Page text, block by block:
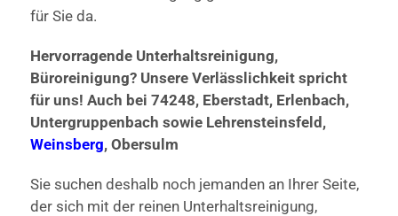
für Sie da.
Hervorragende Unterhaltsreinigung,
Büroreinigung? Unsere Verlässlichkeit spricht
für uns! Auch bei 74248, Eberstadt, Erlenbach,
Untergruppenbach sowie Lehrensteinsfeld,
Weinsberg, Obersulm
Sie suchen deshalb noch jemanden an Ihrer Seite,
der sich mit der reinen Unterhaltsreinigung,